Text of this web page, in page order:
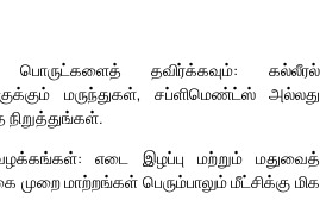
பொருட்களைத் தவிர்க்கவும்: கல்லீரல்
மருந்துகள், சப்ளிமெண்ட்ஸ் அல்லது
எடை இழப்பு மற்றும் மதுவைத்
முறை மாற்றங்கள் பெரும்பாலும் மீட்சிக்கு மிக